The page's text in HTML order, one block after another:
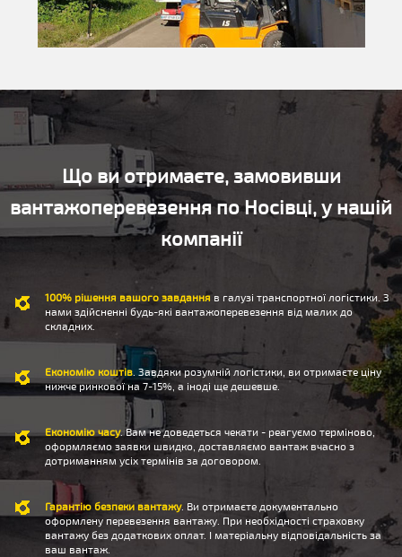
Що ви отримаєте, замовивши
вантажоперевезення по Носівці, у нашій
компанії
100% рішення вашого завданняв галузі транспортної логістики. З
нами здійсненні будь-які вантажоперевезення від малих до
складних.
Економію коштів . Завдяки розумній логістики, ви отримаєте ціну
нижче ринкової на 7-15%, а іноді ще дешевше.
Економію часу. Вам не доведеться чекати - реагуємо терміново,
оформляємо заявки швидко, доставляємо вантаж вчасно з
дотриманням усіх термінів за договором.
Гарантію безпеки вантажу. Ви отримаєте документально
оформлену перевезення вантажу. При необхідності страховку
вантажу без додаткових оплат. І матеріальну відповідальність за
ваш вантаж.